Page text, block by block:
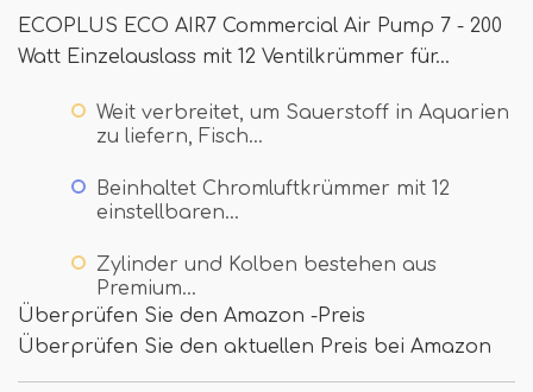
ECOPLUS ECO AIR7 Commercial Air Pump 7 - 200
Watt Einzelauslass mit 12 Ventilkrümmer für…
Weit verbreitet, um Sauerstoff in Aquarien
zu liefern, Fisch…
Beinhaltet Chromluftkrümmer mit 12
einstellbaren…
Zylinder und Kolben bestehen aus
Premium…
Überprüfen Sie den Amazon -Preis
Überprüfen Sie den aktuellen Preis bei Amazon